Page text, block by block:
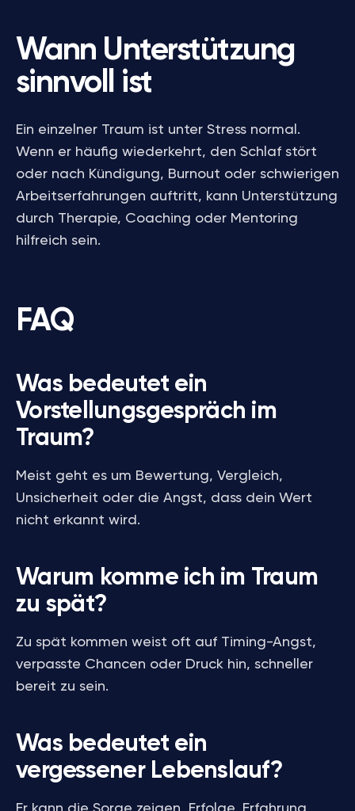
Wann Unterstützung
sinnvoll ist
Ein einzelner Traum ist unter Stress normal.
Wenn er häufig wiederkehrt, den Schlaf stört
oder nach Kündigung, Burnout oder schwierigen
Arbeitserfahrungen auftritt, kann Unterstützung
durch Therapie, Coaching oder Mentoring
hilfreich sein.
FAQ
Was bedeutet ein
Vorstellungsgespräch im
Traum?
Meist geht es um Bewertung, Vergleich,
Unsicherheit oder die Angst, dass dein Wert
nicht erkannt wird.
Warum komme ich im Traum
zu spät?
Zu spät kommen weist oft auf Timing-Angst,
verpasste Chancen oder Druck hin, schneller
bereit zu sein.
Was bedeutet ein
vergessener Lebenslauf?